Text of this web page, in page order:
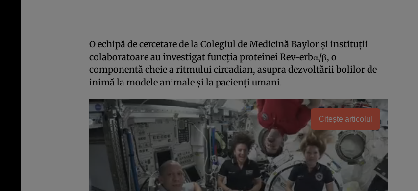
O echipă de cercetare de la Colegiul de Medicină Baylor și instituții
colaboratoare au investigat funcția proteinei Rev-erbα/β, o
componentă cheie a ritmului circadian, asupra dezvoltării bolilor de
inimă la modele animale și la pacienți umani.
Citește articolul